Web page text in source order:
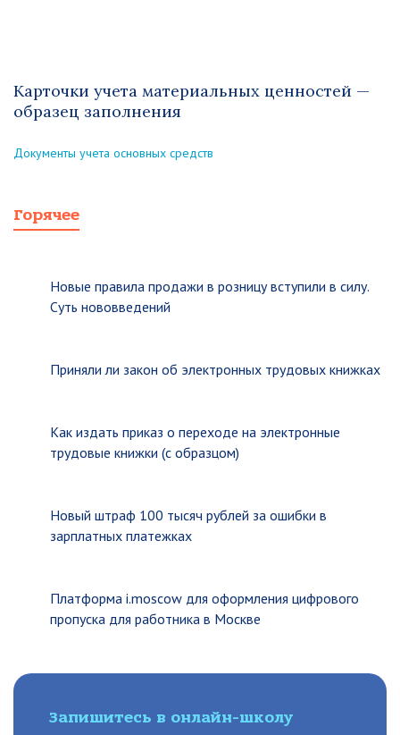
Карточки учета материальных ценностей —
образец заполнения
Документы учета основных средств
Горячее
Новые правила продажи в розницу вступили в силу.
Суть нововведений
Приняли ли закон об электронных трудовых книжках
Как издать приказ о переходе на электронные
трудовые книжки (с образцом)
Новый штраф 100 тысяч рублей за ошибки в
зарплатных платежках
Платформа i.moscow для оформления цифрового
пропуска для работника в Москве
Запишитесь в онлайн-школу